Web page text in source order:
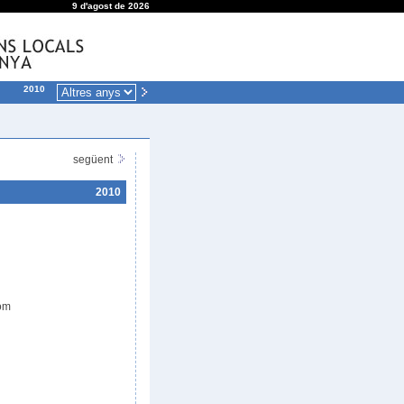
9 d'agost de 2026
2010
següent
2010